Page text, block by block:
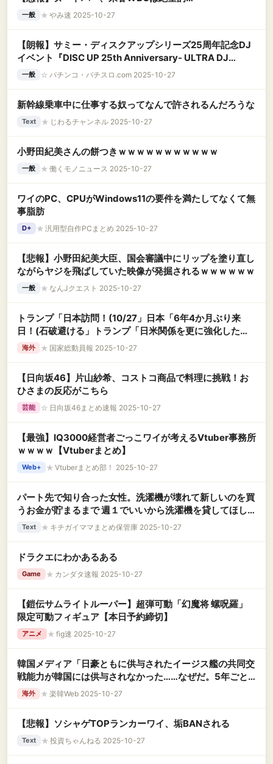
一般 ★ やみ速 2025-10-27
【朗報】サミー・ディスクアップシリーズ25周年記念DJ
イベント『DISC UP 25th Anniversary- ULTRA DJ
ZONE』開催決定へ
一般 ☆ パチンコ・パチスロ.com 2025-10-27
新幹線乗車中に仕事する奴ってなんで許されるんだろうな
Text ★ じわるチャンネル 2025-10-27
小野田紀美さんの餅つきｗｗｗｗｗｗｗｗｗｗｗ
一般 ★ 働くモノニュース 2025-10-27
ワイのPC、CPUがWindows11の要件を満たしてなくて無
事脂肪
D+ ★ 汎用型自作PCまとめ 2025-10-27
【悲報】小野田紀美大臣、国会審議中にリップを塗り直し
ながらヤジを飛ばしていた映像が発掘されるｗｗｗｗｗｗ
一般 ★ なんJクエスト 2025-10-27
トランプ「日本訪問！(10/27」日本「6年4か月ぶり来
日！(石破避ける」トランプ「日米関係を更に強化した
い」米国「羽田空港に到着！(ﾊﾞｲﾃﾞﾝは横田米軍基地を使
海外 ★ 国家総動員報 2025-10-27
【日向坂46】片山紗希、コストコ商品で料理に挑戦！お
ひさまの反応がこちら
芸能 ☆ 日向坂46まとめ速報 2025-10-27
【最強】IQ3000経営者ごっこワイが考えるVtuber事務所
ｗｗｗｗ【Vtuberまとめ】
Web+ ★ Vtuberまとめ部！ 2025-10-27
パート先で知り合った女性。洗濯機が壊れて新しいのを買
うお金が貯まるまで 週１でいいから洗濯機を貸してほし
いと言ってきた。
Text ★ キチガイママまとめ保管庫 2025-10-27
ドラクエにわかあるある
Game ★ カンダタ速報 2025-10-27
【鎧伝サムライトルーパー】超弾可動「幻魔将 螺呪羅」
限定可動フィギュア【本日予約締切】
アニメ ★ fig速 2025-10-27
韓国メディア「日豪ともに供与されたイージス艦の共同交
戦能力が韓国には供与されなかった……なぜだ。5年ごと
に政権がふらふらするからなのか？」……あ、それ正解で
海外 ★ 楽韓Web 2025-10-27
【悲報】ソシャゲTOPランカーワイ、垢BANされる
Text ★ 投資ちゃんねる 2025-10-27